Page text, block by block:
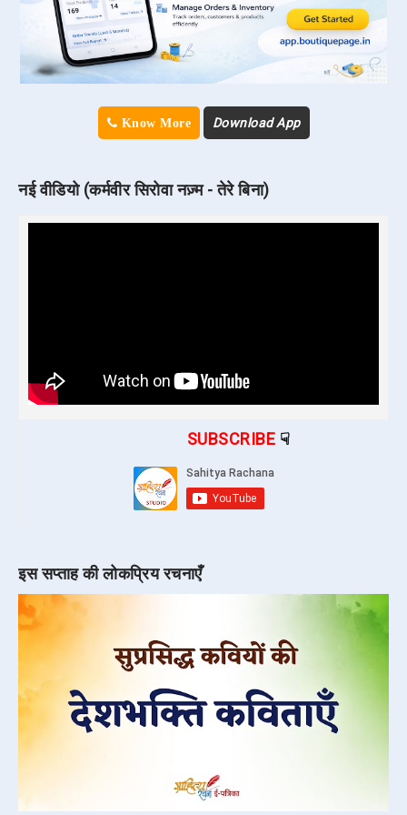
Know More Download App
नई वीडियो (कर्मवीर सिरोवा नज़्म - तेरे बिना)
SUBSCRIBE☟
इस सप्ताह की लोकप्रिय रचनाएँ